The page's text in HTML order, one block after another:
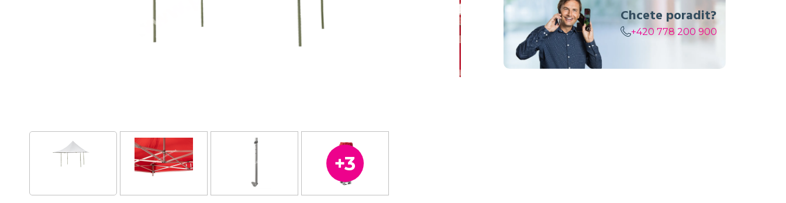
Chcete poradit?
+420 778 200 900
Kotvící závaží 15 kg
kovové
Okap 3 m
40 Kč / den bez DPH
Světelný LED řetěz
černý 6,1 m
275 Kč / den bez DPH
333 Kč / den s DPH
Závěsná polohovatelná
tyč 3 m
hliníková
40 Kč / den bez DPH
48 Kč / den s DPH
Do košíku